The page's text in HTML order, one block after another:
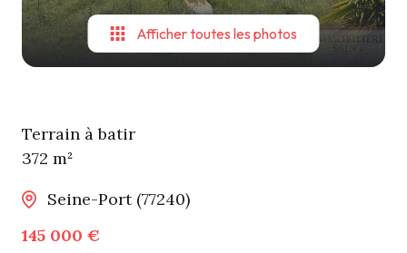
Afficher toutes les photos
Terrain à batir
372 m²
Seine-Port (77240)
145 000 €